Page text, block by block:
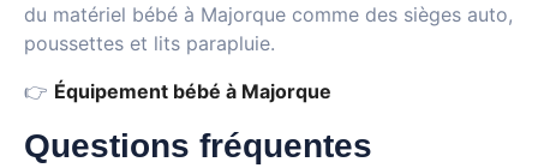
du matériel bébé à Majorque comme des sièges auto,
poussettes et lits parapluie.
👉 Équipement bébé à Majorque
Questions fréquentes